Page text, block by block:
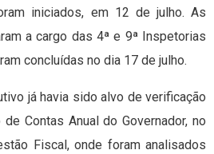
iniciados, em 12 de julho. As
a cargo das 4ª e 9ª Inspetorias
concluídas no dia 17 de julho.
já havia sido alvo de verificação
Contas Anual do Governador, no
Fiscal, onde foram analisados